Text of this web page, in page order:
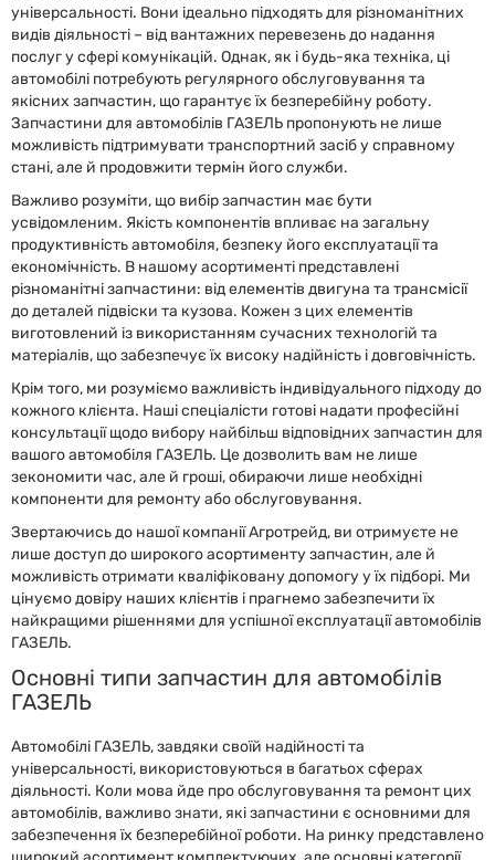
універсальності. Вони ідеально підходять для різноманітних
видів діяльності – від вантажних перевезень до надання
послуг у сфері комунікацій. Однак, як і будь-яка техніка, ці
автомобілі потребують регулярного обслуговування та
якісних запчастин, що гарантує їх безперебійну роботу.
Запчастини для автомобілів ГАЗЕЛЬ пропонують не лише
можливість підтримувати транспортний засіб у справному
стані, але й продовжити термін його служби.
Важливо розуміти, що вибір запчастин має бути
усвідомленим. Якість компонентів впливає на загальну
продуктивність автомобіля, безпеку його експлуатації та
економічність. В нашому асортименті представлені
різноманітні запчастини: від елементів двигуна та трансмісії
до деталей підвіски та кузова. Кожен з цих елементів
виготовлений із використанням сучасних технологій та
матеріалів, що забезпечує їх високу надійність і довговічність.
Крім того, ми розуміємо важливість індивідуального підходу до
кожного клієнта. Наші спеціалісти готові надати професійні
консультації щодо вибору найбільш відповідних запчастин для
вашого автомобіля ГАЗЕЛЬ. Це дозволить вам не лише
зекономити час, але й гроші, обираючи лише необхідні
компоненти для ремонту або обслуговування.
Звертаючись до нашої компанії Агротрейд, ви отримуєте не
лише доступ до широкого асортименту запчастин, але й
можливість отримати кваліфіковану допомогу у їх підборі. Ми
цінуємо довіру наших клієнтів і прагнемо забезпечити їх
найкращими рішеннями для успішної експлуатації автомобілів
ГАЗЕЛЬ.
Основні типи запчастин для автомобілів
ГАЗЕЛЬ
Автомобілі ГАЗЕЛЬ, завдяки своїй надійності та
універсальності, використовуються в багатьох сферах
діяльності. Коли мова йде про обслуговування та ремонт цих
автомобілів, важливо знати, які запчастини є основними для
забезпечення їх безперебійної роботи. На ринку представлено